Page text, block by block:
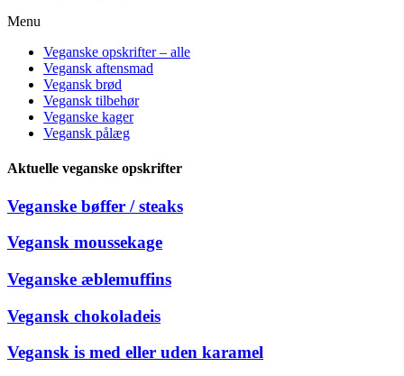
Menu
Veganske opskrifter – alle
Vegansk aftensmad
Vegansk brød
Vegansk tilbehør
Veganske kager
Vegansk pålæg
Aktuelle veganske opskrifter
Veganske bøffer / steaks
Vegansk moussekage
Veganske æblemuffins
Vegansk chokoladeis
Vegansk is med eller uden karamel